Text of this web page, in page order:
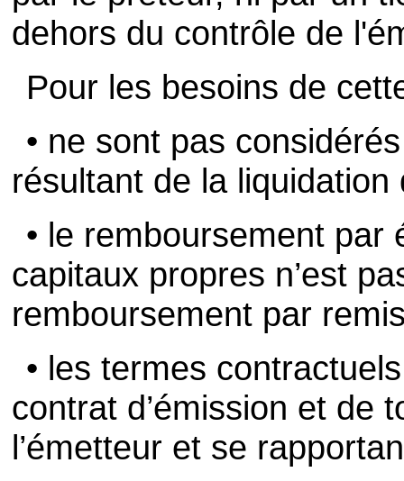
dehors du contrôle de
Pour les besoins de
• ne sont pas
résultant de la liquidation
• le remboursement par
capitaux propres n’est
remboursement par
• les termes
contrat d’émission et de
l’émetteur et se